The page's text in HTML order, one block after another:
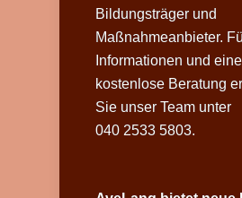
Bildungsträger und
Maßnahmeanbieter.
Informationen und eine
kostenlose Beratung
Sie unser Team unter
040 2533 5803.